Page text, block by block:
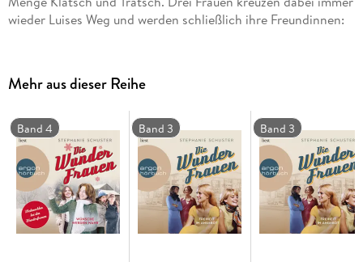
wieder Luises Weg und werden schließlich ihre Freundinnen:
geflohen aus Schlesien. Sie alle haben Träume und
gemeinsam wagen sie den Neubeginn.
Mehr aus dieser Reihe
Band 4 Band 3 Band 3